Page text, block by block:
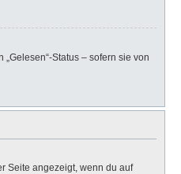
Status – sofern sie von
Seite angezeigt, wenn du auf